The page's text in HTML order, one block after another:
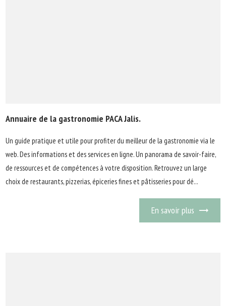
Annuaire de la gastronomie PACA Jalis.
Un guide pratique et utile pour profiter du meilleur de la gastronomie via le
web. Des informations et des services en ligne. Un panorama de savoir-faire,
de ressources et de compétences à votre disposition. Retrouvez un large
choix de restaurants, pizzerias, épiceries fines et pâtisseries pour dé...
En savoir plus